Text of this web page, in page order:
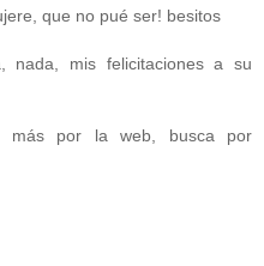
que no pué ser! besitos
nada, mis felicitaciones a su
más por la web, busca por